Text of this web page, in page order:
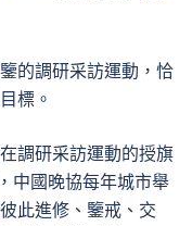
的調研采訪運動，恰
標。
調研采訪運動的授旗
中國晚協每年城市舉
此進修、鑒戒、交